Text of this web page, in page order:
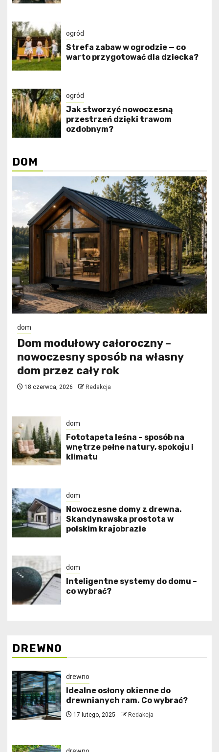
ogród
Strefa zabaw w ogrodzie — co
warto przygotować dla dziecka?
ogród
Jak stworzyć nowoczesną
przestrzeń dzięki trawom
ozdobnym?
DOM
dom
Dom modułowy całoroczny –
nowoczesny sposób na własny
dom przez cały rok
18 czerwca, 2026 Redakcja
dom
​Fototapeta leśna – sposób na
wnętrze pełne natury, spokoju i
klimatu
dom
Nowoczesne domy z drewna.
Skandynawska prostota w
polskim krajobrazie
dom
Inteligentne systemy do domu –
co wybrać?
DREWNO
drewno
Idealne osłony okienne do
drewnianych ram. Co wybrać?
17 lutego, 2025 Redakcja